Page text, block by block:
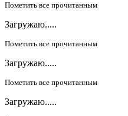
Пометить все прочитанным
Загружаю.....
Пометить все прочитанным
Загружаю.....
Пометить все прочитанным
Загружаю.....